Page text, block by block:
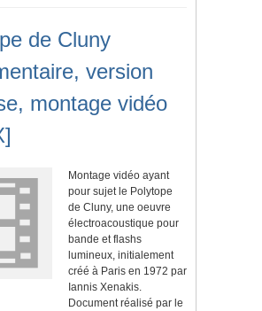
de Cluny
version
montage vidéo
Montage vidéo ayant
pour sujet le Polytope
de Cluny, une oeuvre
électroacoustique pour
bande et flashs
lumineux, initialement
créé à Paris en 1972 par
Iannis Xenakis.
Document réalisé par le